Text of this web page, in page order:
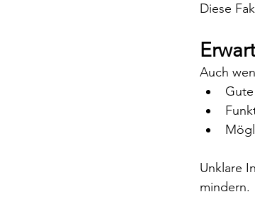
Diese
Auch
Unklare
mindern.